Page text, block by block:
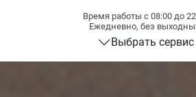
Время работы с 08:00 до
Ежедневно, без
Выбрать сервис